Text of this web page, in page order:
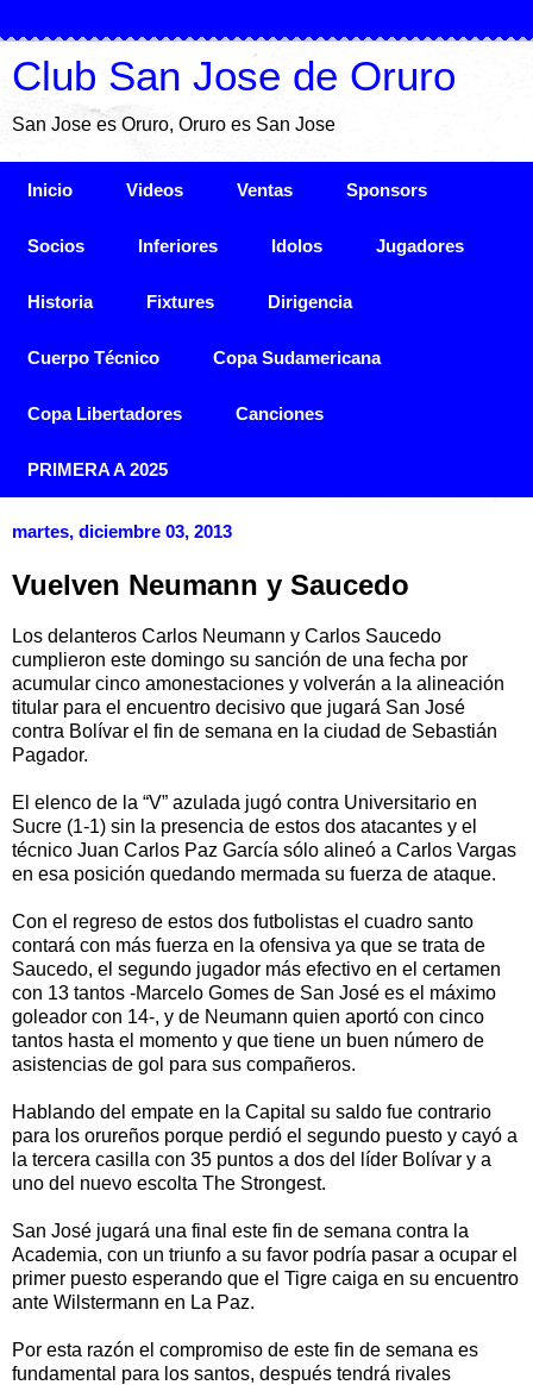
Club San Jose de Oruro
San Jose es Oruro, Oruro es San Jose
Inicio Videos Ventas Sponsors
Socios Inferiores Idolos Jugadores
Historia Fixtures Dirigencia
Cuerpo Técnico Copa Sudamericana
Copa Libertadores Canciones
PRIMERA A 2025
martes, diciembre 03, 2013
Vuelven Neumann y Saucedo
Los delanteros Carlos Neumann y Carlos Saucedo
cumplieron este domingo su sanción de una fecha por
acumular cinco amonestaciones y volverán a la alineación
titular para el encuentro decisivo que jugará San José
contra Bolívar el fin de semana en la ciudad de Sebastián
Pagador.
El elenco de la “V” azulada jugó contra Universitario en
Sucre (1-1) sin la presencia de estos dos atacantes y el
técnico Juan Carlos Paz García sólo alineó a Carlos Vargas
en esa posición quedando mermada su fuerza de ataque.
Con el regreso de estos dos futbolistas el cuadro santo
contará con más fuerza en la ofensiva ya que se trata de
Saucedo, el segundo jugador más efectivo en el certamen
con 13 tantos -Marcelo Gomes de San José es el máximo
goleador con 14-, y de Neumann quien aportó con cinco
tantos hasta el momento y que tiene un buen número de
asistencias de gol para sus compañeros.
Hablando del empate en la Capital su saldo fue contrario
para los orureños porque perdió el segundo puesto y cayó a
la tercera casilla con 35 puntos a dos del líder Bolívar y a
uno del nuevo escolta The Strongest.
San José jugará una final este fin de semana contra la
Academia, con un triunfo a su favor podría pasar a ocupar el
primer puesto esperando que el Tigre caiga en su encuentro
ante Wilstermann en La Paz.
Por esta razón el compromiso de este fin de semana es
fundamental para los santos, después tendrá rivales